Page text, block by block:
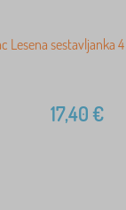
Lesena sestavljanka
17,40€